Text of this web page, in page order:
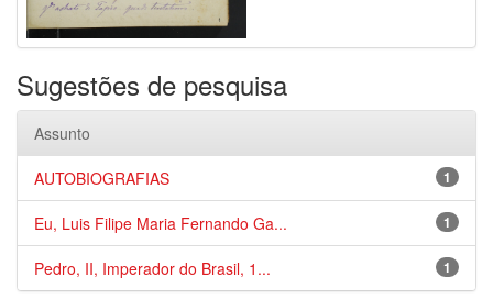
Sugestões de pesquisa
Assunto
1
AUTOBIOGRAFIAS
1
Eu, Luis Filipe Maria Fernando Ga...
1
Pedro, II, Imperador do Brasil, 1...